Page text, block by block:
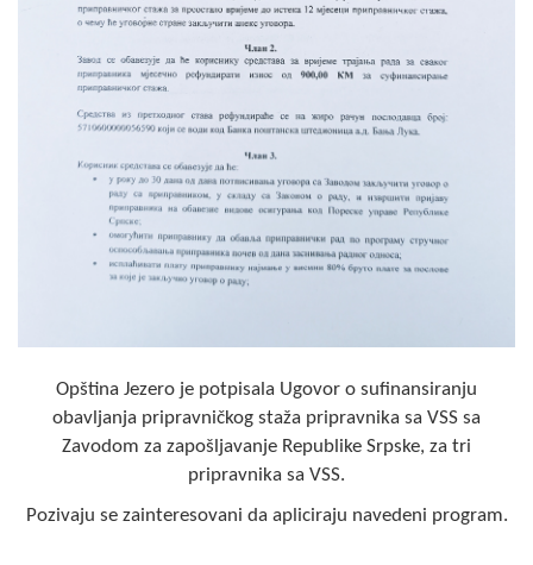
Službeni Glasnici
OPŠTINSKA UPRAVA
INFO
Vijesti
Aktivnosti
Javni pozivi
COVID 19
Geoistraživanja
Opština Jezero je potpisala Ugovor o sufinansiranju
obavljanja pripravničkog staža pripravnika sa VSS sa
Zavodom za zapošljavanje Republike Srpske, za tri
pripravnika sa VSS.
Pozivaju se zainteresovani da apliciraju navedeni program.